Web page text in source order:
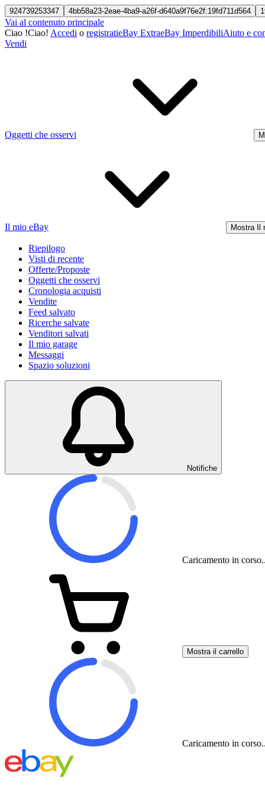
924739253347 4bb58a23-2eae-4ba9-a26f-d640a9f76e2f:19fd711d564
Vai al contenuto principale
Ciao !Ciao! Accedi o registratieBay ExtraeBay ImperdibiliAiuto e
Vendi
Oggetti che osservi
Il mio eBay Mostra Il
Riepilogo
Visti di recente
Offerte/Proposte
Oggetti che osservi
Cronologia acquisti
Vendite
Feed salvato
Ricerche salvate
Venditori salvati
Il mio garage
Messaggi
Spazio soluzioni
Notifiche
Caricamento in
Mostra il carrello
Caricamento in